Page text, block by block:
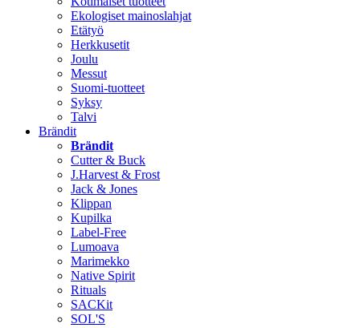
Ekologiset mainoslahjat
Etätyö
Herkkusetit
Joulu
Messut
Suomi-tuotteet
Syksy
Talvi
Brändit
Brändit
Cutter & Buck
J.Harvest & Frost
Jack & Jones
Klippan
Kupilka
Label-Free
Lumoava
Marimekko
Native Spirit
Rituals
SACKit
SOL'S